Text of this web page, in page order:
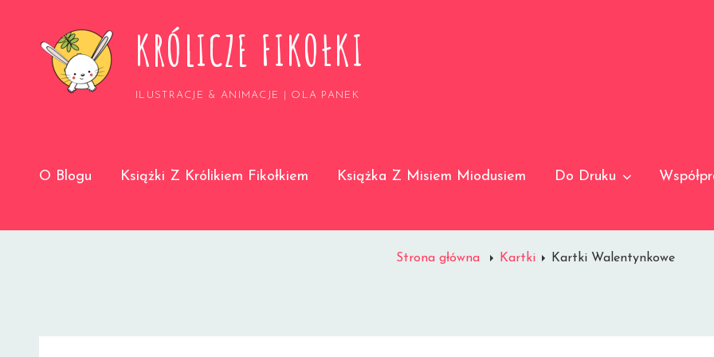
KRÓLICZE FIKOŁKI
ILUSTRACJE & ANIMACJE | OLA PANEK
O Blogu Książki Z Królikiem Fikołkiem Książka Z Misiem Miodusiem Do Druku
Strona główna Kartki Kartki Walentynkowe